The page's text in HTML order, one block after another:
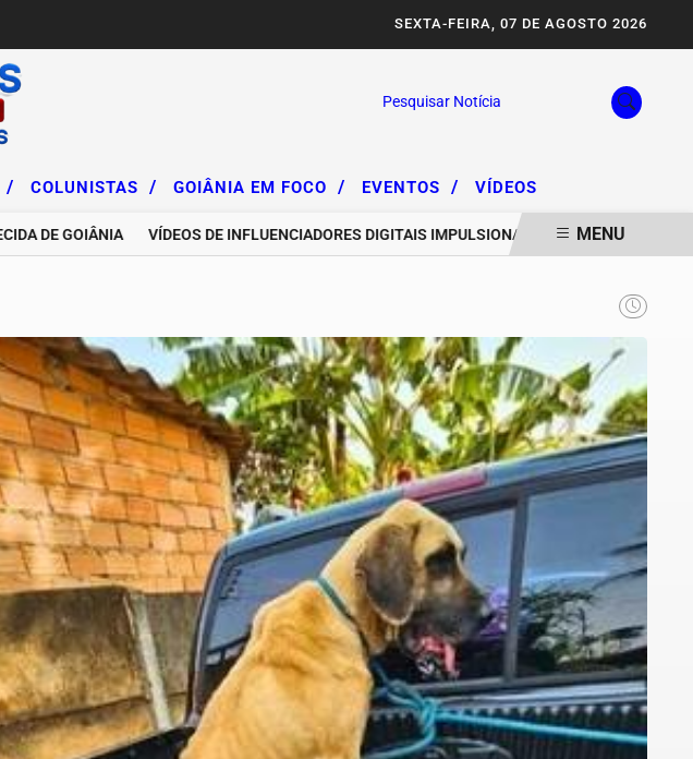
SEXTA-FEIRA, 07 DE AGOSTO 2026
Pesquisar Notícia
/ COLUNISTAS / GOIÂNIA EM FOCO / EVENTOS / VÍDEOS
GOIÂNIA VÍDEOS DE INFLUENCIADORES DIGITAIS IMPULSIONAM DEGRADAÇÃO DA SERRA
MENU